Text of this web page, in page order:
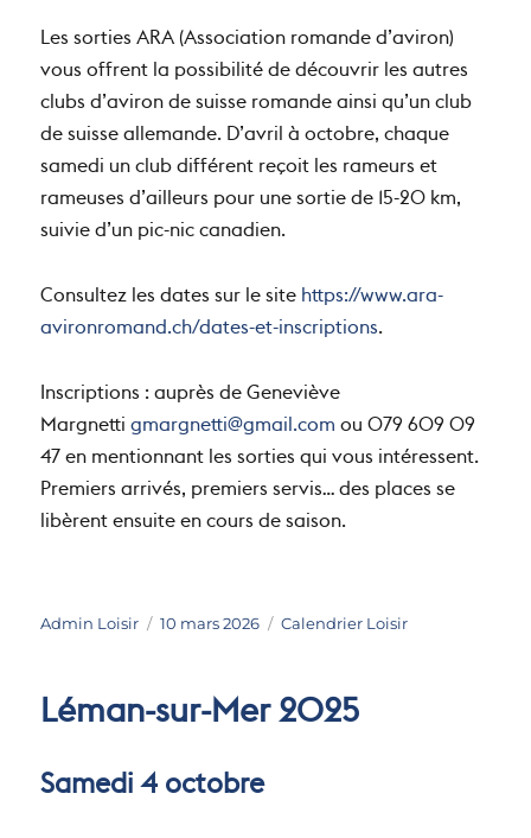
Les sorties ARA (Association romande d’aviron)
vous offrent la possibilité de découvrir les autres
clubs d’aviron de suisse romande ainsi qu’un club
de suisse allemande. D’avril à octobre, chaque
samedi un club différent reçoit les rameurs et
rameuses d’ailleurs pour une sortie de 15-20 km,
suivie d’un pic-nic canadien.
Consultez les dates sur le sitehttps://www.ara-
avironromand.ch/dates-et-inscriptions.
Inscriptions : auprès de Geneviève
Margnettigmargnetti@gmail.comou 079 609 09
47 en mentionnant les sorties qui vous intéressent.
Premiers arrivés, premiers servis… des places se
libèrent ensuite en cours de saison.
Auteur
Admin Loisir
Publié
10 mars 2026 Catégories
Calendrier Loisir
Léman-sur-Mer 2025
Samedi 4 octobre